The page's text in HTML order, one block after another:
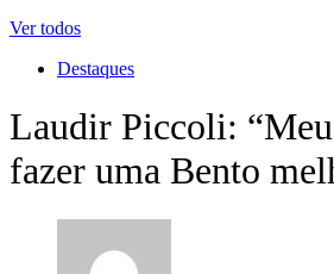
Ver todos
Destaques
Laudir Piccoli:
fazer uma Bento